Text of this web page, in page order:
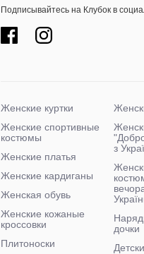
Подписывайтесь на Клубок в
Женские куртки
Женские спортивные
костюмы
Женские платья
Женские кардиганы
Женская обувь
Женские кожаные
кроссовки
Плитоноски
з
дочки